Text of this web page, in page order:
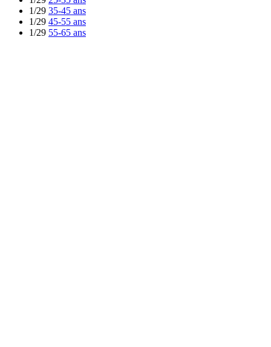
1/29 35-45 ans
1/29 45-55 ans
1/29 55-65 ans